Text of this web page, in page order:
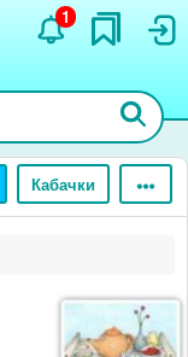
1
Кабачки